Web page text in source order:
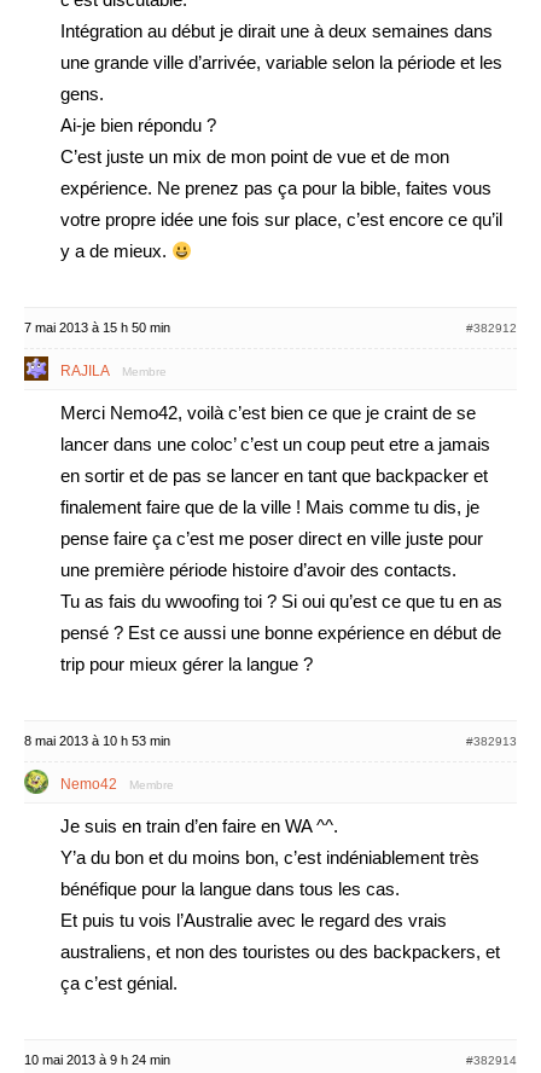
Intégration au début je dirait une à deux semaines dans
une grande ville d’arrivée, variable selon la période et les
gens.
Ai-je bien répondu ?
C’est juste un mix de mon point de vue et de mon
expérience. Ne prenez pas ça pour la bible, faites vous
votre propre idée une fois sur place, c’est encore ce qu’il
y a de mieux.
7 mai 2013 à 15 h 50 min #382912
RAJILA Membre
Merci Nemo42, voilà c’est bien ce que je craint de se
lancer dans une coloc’ c’est un coup peut etre a jamais
en sortir et de pas se lancer en tant que backpacker et
finalement faire que de la ville ! Mais comme tu dis, je
pense faire ça c’est me poser direct en ville juste pour
une première période histoire d’avoir des contacts.
Tu as fais du wwoofing toi ? Si oui qu’est ce que tu en as
pensé ? Est ce aussi une bonne expérience en début de
trip pour mieux gérer la langue ?
8 mai 2013 à 10 h 53 min #382913
Nemo42 Membre
Je suis en train d’en faire en WA ^^.
Y’a du bon et du moins bon, c’est indéniablement très
bénéfique pour la langue dans tous les cas.
Et puis tu vois l’Australie avec le regard des vrais
australiens, et non des touristes ou des backpackers, et
ça c’est génial.
10 mai 2013 à 9 h 24 min #382914